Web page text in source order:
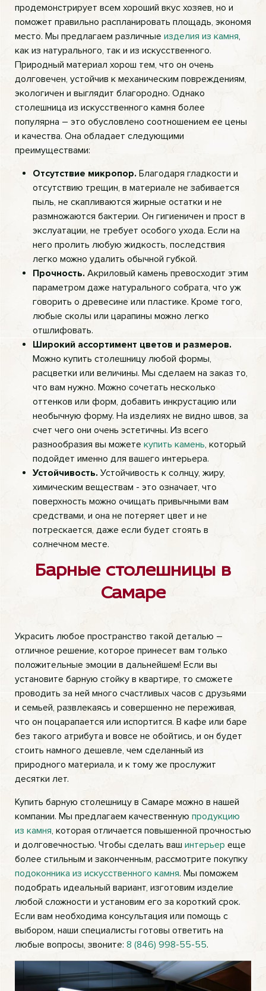
продемонстрирует всем хороший вкус хозяев, но и
поможет правильно распланировать площадь, экономя
место. Мы предлагаем различные изделия из камня,
как из натурального, так и из искусственного.
Природный материал хорош тем, что он очень
долговечен, устойчив к механическим повреждениям,
экологичен и выглядит благородно. Однако
столешница из искусственного камня более
популярна – это обусловлено соотношением ее цены
и качества. Она обладает следующими
преимуществами:
Отсутствие микропор. Благодаря гладкости и
отсутствию трещин, в материале не забивается
пыль, не скапливаются жирные остатки и не
размножаются бактерии. Он гигиеничен и прост в
экслуатации, не требует особого ухода. Если на
него пролить любую жидкость, последствия
легко можно удалить обычной губкой.
Прочность. Акриловый камень превосходит этим
параметром даже натурального собрата, что уж
говорить о древесине или пластике. Кроме того,
любые сколы или царапины можно легко
отшлифовать.
Широкий ассортимент цветов и размеров.
Можно купить столешницу любой формы,
расцветки или величины. Мы сделаем на заказ то,
что вам нужно. Можно сочетать несколько
оттенков или форм, добавить инкрустацию или
необычную форму. На изделиях не видно швов, за
счет чего они очень эстетичны. Из всего
разнообразия вы можете купить камень, который
подойдет именно для вашего интерьера.
Устойчивость. Устойчивость к солнцу, жиру,
химическим веществам - это означает, что
поверхность можно очищать привычными вам
средствами, и она не потеряет цвет и не
потрескается, даже если будет стоять в
солнечном месте.
Барные столешницы в
Самаре
Украсить любое пространство такой деталью –
отличное решение, которое принесет вам только
положительные эмоции в дальнейшем! Если вы
установите барную стойку в квартире, то сможете
проводить за ней много счастливых часов с друзьями
и семьей, развлекаясь и совершенно не переживая,
что он поцарапается или испортится. В кафе или баре
без такого атрибута и вовсе не обойтись, и он будет
стоить намного дешевле, чем сделанный из
природного материала, и к тому же прослужит
десятки лет.
Купить барную столешницу в Самаре можно в нашей
компании. Мы предлагаем качественную продукцию
из камня, которая отличается повышенной прочностью
и долговечностью. Чтобы сделать ваш интерьер еще
более стильным и законченным, рассмотрите покупку
подоконника из искусственного камня. Мы поможем
подобрать идеальный вариант, изготовим изделие
любой сложности и установим его за короткий срок.
Если вам необходима консультация или помощь с
выбором, наши специалисты готовы ответить на
любые вопросы, звоните: 8 (846) 998-55-55.